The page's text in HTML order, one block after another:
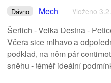
Dávno Mech Vloženo
Šerlich - Velká Deštná -
Včera sice mlhavo a
podklad, na něm pár
sněhu - téměř ideální